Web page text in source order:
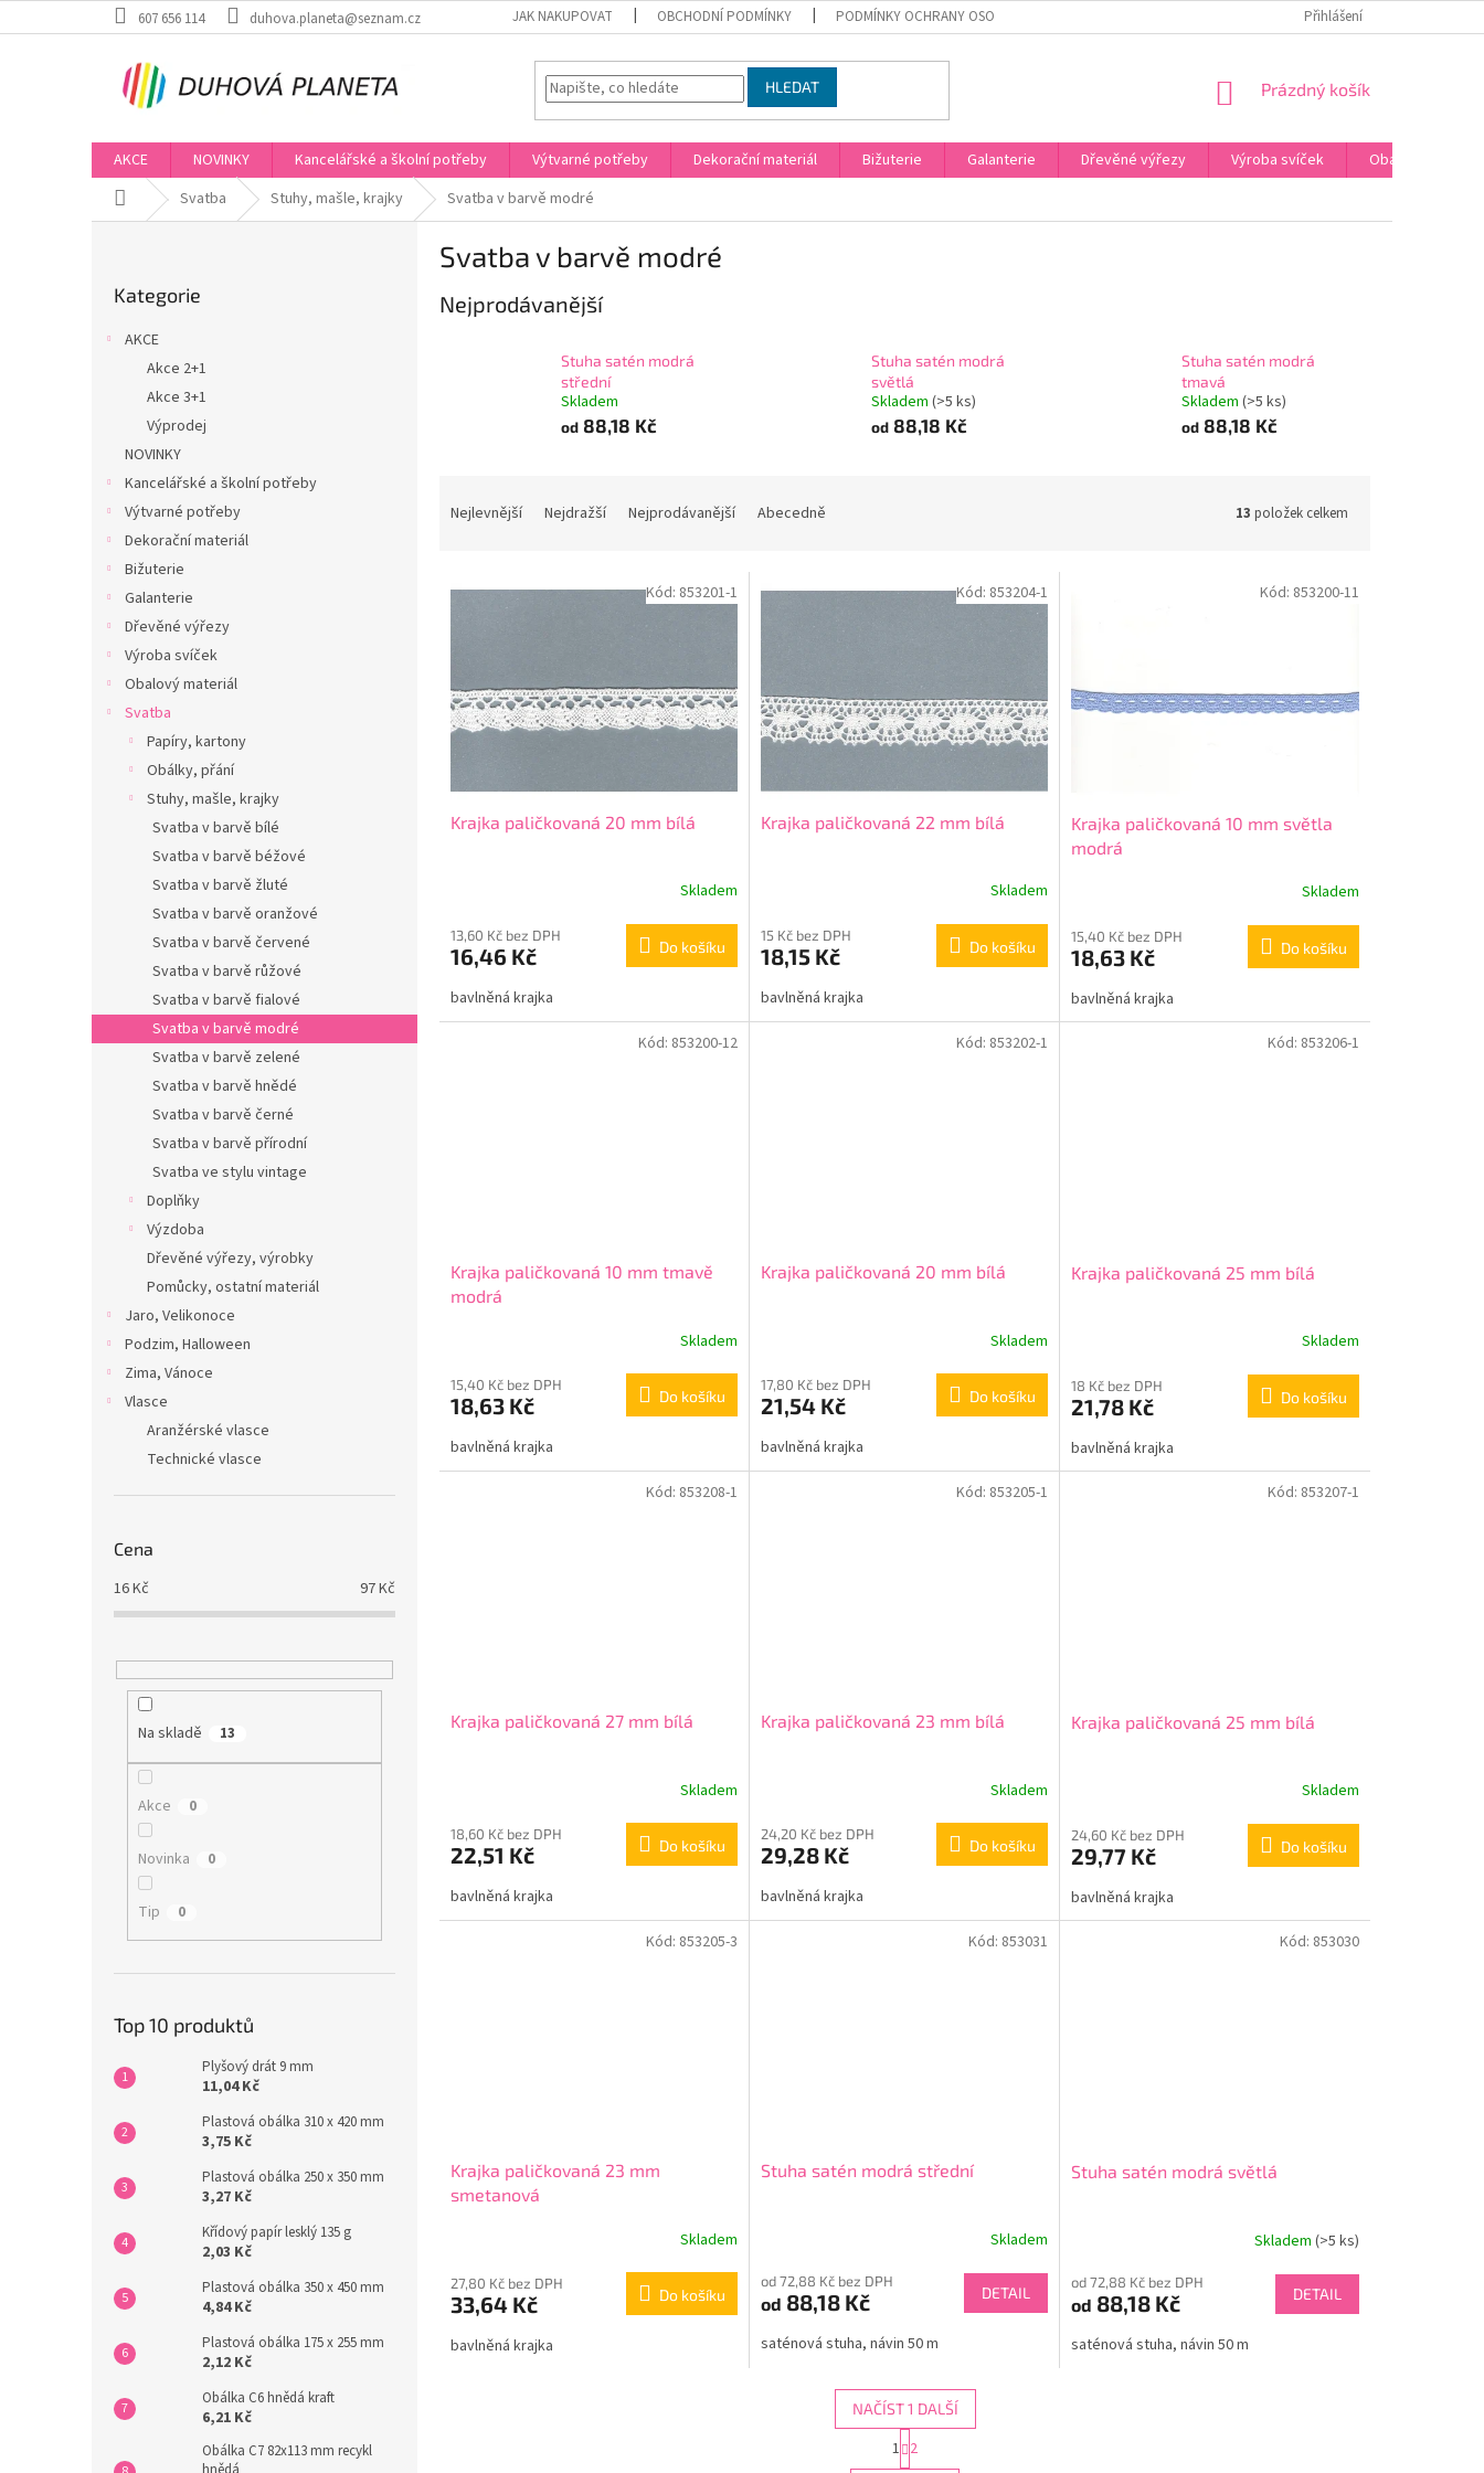
na
607 656 114 duhova.planeta@seznam.cz JAK NAKUPOVAT OBCHODNÍ PODMÍNKY PODMÍNKY OCHRANY OSOBNÍCH ÚDAJŮ UPLATNĚNÍ REKLAMACE
Přihlášení
HLEDAT
NÁKUPNÍ
Prázdný košík
AKCE NOVINKY Kancelářské a školní potřeby Výtvarné potřeby Dekorační materiál Bižuterie Galanterie Dřevěné výřezy Výroba svíček
Obalový materiál
Domů Svatba Stuhy, mašle, krajky Svatba v barvě modré
kategorie
Kategorie
AKCE
Akce 2+1
Akce 3+1
Výprodej
NOVINKY
Kancelářské a školní potřeby
Výtvarné potřeby
Dekorační materiál
Bižuterie
Galanterie
Dřevěné výřezy
Výroba svíček
Obalový materiál
Svatba
Papíry, kartony
Obálky, přání
Stuhy, mašle, krajky
Svatba v barvě bílé
Svatba v barvě béžové
Svatba v barvě žluté
Svatba v barvě oranžové
Svatba v barvě červené
Svatba v barvě růžové
Svatba v barvě fialové
Svatba v barvě modré
Svatba v barvě zelené
Svatba v barvě hnědé
Svatba v barvě černé
Svatba v barvě přírodní
Svatba ve stylu vintage
Doplňky
Výzdoba
Dřevěné výřezy, výrobky
Pomůcky, ostatní materiál
Jaro, Velikonoce
Podzim, Halloween
Zima, Vánoce
Vlasce
Aranžérské vlasce
Technické vlasce
Cena
16Kč 97Kč
Na skladě 13
Akce 0
Novinka 0
Tip 0
Top 10 produktů
Plyšový drát 9 mm
11,04 Kč
Plastová obálka 310 x 420 mm
3,75 Kč
Plastová obálka 250 x 350 mm
3,27 Kč
Křídový papír lesklý 135 g
2,03 Kč
Plastová obálka 350 x 450 mm
4,84 Kč
Plastová obálka 175 x 255 mm
2,12 Kč
Obálka C6 hnědá kraft
6,21 Kč
Obálka C7 82x113 mm recykl
Svatba v barvě modré
Nejprodávanější
Stuha satén modrá
střední
Skladem
od 88,18 Kč
Stuha satén modrá
světlá
Skladem (>5 ks)
od88,18 Kč
Stuha satén modrá
tmavá
Skladem (>5 ks)
od88,18 Kč
n
Nejlevnější Nejdražší Nejprodávanější Abecedně 13 položek celkem
V
p
Krajka paličkovaná 20 mm bílá
Skladem
13,60 Kč bez DPH
16,46 Kč Do košíku
bavlněná krajka
Kód: 853201-1
Krajka paličkovaná 22 mm bílá
Skladem
15 Kč bez DPH
18,15 Kč Do košíku
bavlněná krajka
Kód: 853204-1
Krajka paličkovaná 10 mm světla
modrá
Skladem
15,40 Kč bez DPH
18,63 Kč Do košíku
bavlněná krajka
Kód: 853200-11
Krajka paličkovaná 10 mm tmavě
modrá
Skladem
15,40 Kč bez DPH
18,63 Kč Do košíku
bavlněná krajka
Kód: 853200-12
Krajka paličkovaná 20 mm bílá
Skladem
17,80 Kč bez DPH
21,54 Kč Do košíku
bavlněná krajka
Kód: 853202-1
Krajka paličkovaná 25 mm bílá
Skladem
18 Kč bez DPH
21,78 Kč Do košíku
bavlněná krajka
Kód: 853206-1
Krajka paličkovaná 27 mm bílá
Skladem
18,60 Kč bez DPH
22,51 Kč Do košíku
bavlněná krajka
Kód: 853208-1
Krajka paličkovaná 23 mm bílá
Skladem
24,20 Kč bez DPH
29,28 Kč Do košíku
bavlněná krajka
Kód: 853205-1
Krajka paličkovaná 25 mm bílá
Skladem
24,60 Kč bez DPH
29,77 Kč Do košíku
bavlněná krajka
Kód: 853207-1
Krajka paličkovaná 23 mm
smetanová
Skladem
27,80 Kč bez DPH
33,64 Kč Do košíku
bavlněná krajka
Kód: 853205-3
Stuha satén modrá střední
Skladem
od 72,88 Kč bez DPH
od 88,18 Kč DETAIL
saténová stuha, návin 50 m
Kód: 853031
Stuha satén modrá světlá
Skladem (>5 ks)
od 72,88 Kč bez DPH
od 88,18 Kč DETAIL
saténová stuha, návin 50 m
Kód: 853030
O
NAČÍST 1 DALŠÍ
t
1 2